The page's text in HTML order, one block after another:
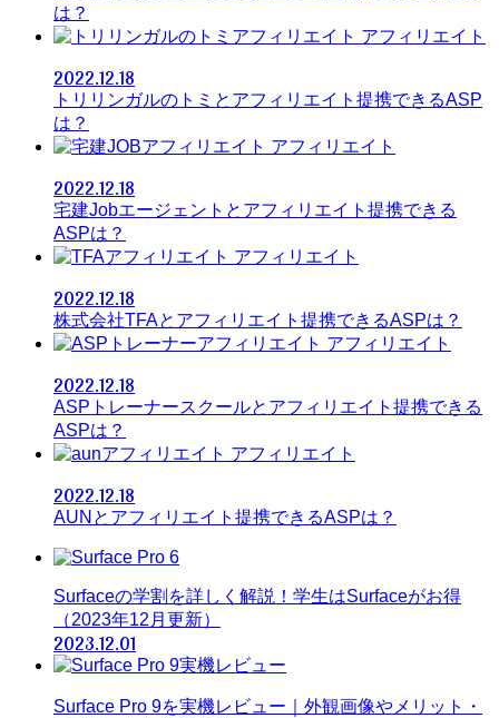
は？
アフィリエイト
2022.12.18
トリリンガルのトミとアフィリエイト提携できるASP
は？
アフィリエイト
2022.12.18
宅建Jobエージェントとアフィリエイト提携できる
ASPは？
アフィリエイト
2022.12.18
株式会社TFAとアフィリエイト提携できるASPは？
アフィリエイト
2022.12.18
ASPトレーナースクールとアフィリエイト提携できる
ASPは？
アフィリエイト
2022.12.18
AUNとアフィリエイト提携できるASPは？
Surfaceの学割を詳しく解説！学生はSurfaceがお得
（2023年12月更新）
2023.12.01
Surface Pro 9を実機レビュー｜外観画像やメリット・